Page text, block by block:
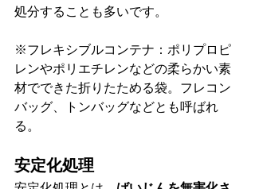
処分することも多いです。
※フレキシブルコンテナ：ポリプロピ
レンやポリエチレンなどの柔らかい素
材でできた折りたためる袋。フレコン
バッグ、トンバッグなどとも呼ばれ
る。
安定化処理